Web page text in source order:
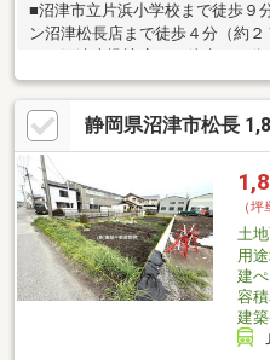
■沼津市立片浜小学校まで徒歩９
ン沼津松長店まで徒歩４分（約
津まで徒歩２０分（約１，６００
静岡県沼津市松長
（坪
土
用
建
容
建